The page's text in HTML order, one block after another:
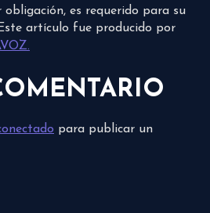
es requerido para su
artículo fue producido por
para publicar un